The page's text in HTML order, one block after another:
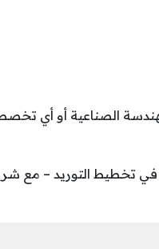
الصناعية أو أي
المتقدم لديه خبرة سابقة من 3 إلى 4 سنوات